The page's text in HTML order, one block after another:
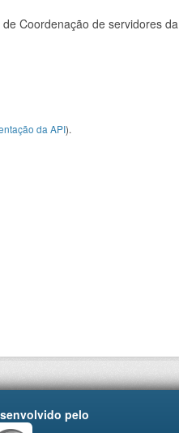
Coordenação de servidores da
da API).
pelo